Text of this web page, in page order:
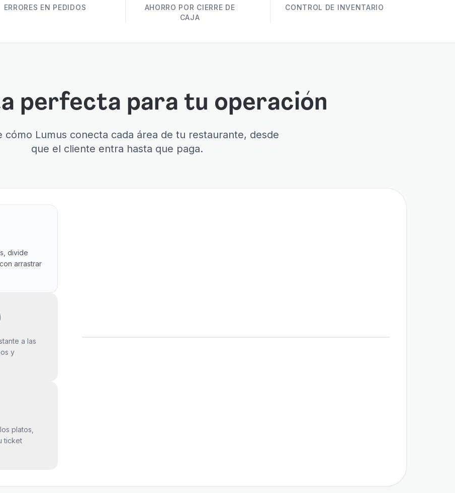
ERRORES EN PEDIDOS
AHORRO POR CIERRE DE
CAJA
CONTROL DE INVENTARIO
perfecta para tu operación
cómo Lumus conecta cada área de tu restaurante, desde
que el cliente entra hasta que paga.
divide
arrastrar
a las
y
platos,
ticket